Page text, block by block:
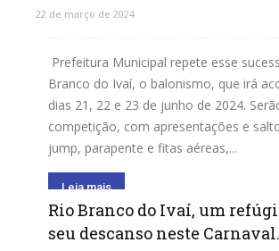
22 de março de 2024
Prefeitura Municipal repete esse
Branco do Ivaí, o balonismo, que irá
dias 21, 22 e 23 de junho de 2024.
competição, com apresentações e
jump, parapente e fitas aéreas,...
Leia mais
Rio Branco do Ivaí, um
seu descanso neste Carnaval.